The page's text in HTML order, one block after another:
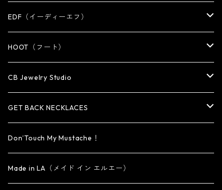
WALLET CHAIN
WALLET・CARD CASE
HAT・CAP
OTHER
WALLET CHAIN
KEY CHAIN
OTHER ITEM
reMIC
EARRING
PENDANT
NECKLACE
BRACELET
KEY CHAIN
OTHER
RING
EARRING
PENDANT
NECKLACE
BRACELET
CUFF
EDF（イーディーエフ）
RING
PENDANT
CUFF・BANGLE
HOOT（フート）
RING
EARRING
PENDANT
BRACELET
CB Jewelry Studio
RING
EARRING・EAR CUFF
PENDANT
GET BACK NECKLACES
ORIGINAL COLLECTION
SMALL
Don’Touch My Mustache！
Made in LA（メイド イン エルエー）